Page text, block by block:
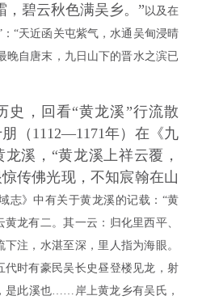
，碧云秋色满吴乡。”以及在
：“天近函关屯紫气，水通吴甸浸晴
晚自唐末，九日山下的晋水之滨已
，回看“黄龙溪”行流散
（1112—1171年）在《九
溪，“黄龙溪上祥云覆，
传佛光现，不知宸翰在山
志》中有关于黄龙溪的记载：“黄
龙有二。其一云：归化里西平、
注，水湛至深，里人指为海眼。
代时有豪民吴长史昼登楼见龙，射
是此溪也……岸上黄龙乡有吴氏，